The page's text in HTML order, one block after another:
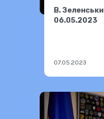
В.
06.05.2023
07.05.2023